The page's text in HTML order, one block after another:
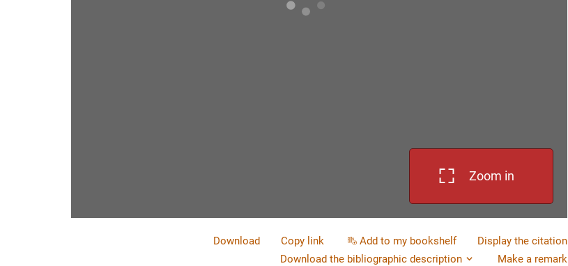
Zoom in
Download Copy link Add to my bookshelf
Display the citation
Download the bibliographic description
Make a remark